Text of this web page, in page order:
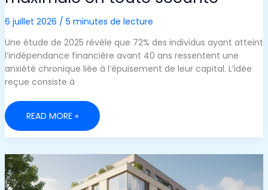
6 juillet 2026 / 5 minutes de lecture
Une étude de 2025 révèle que 72% des individus ayant atteint
l’indépendance financière avant 40 ans ressentent une
anxiété chronique liée à l’épuisement de leur capital. L’idée
reçue consiste à
LA
DUMBBELL
FIRE
CONSTRUIRE
UNE
RICHESSE
MAXIMALE
READ MORE »